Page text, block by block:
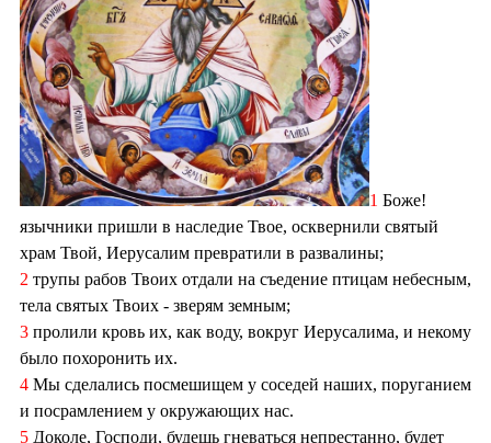
1 Боже!
язычники пришли в наследие Твое, осквернили святый
храм Твой, Иерусалим превратили в развалины;
2 трупы рабов Твоих отдали на съедение птицам небесным,
тела святых Твоих - зверям земным;
3 пролили кровь их, как воду, вокруг Иерусалима, и некому
было похоронить их.
4 Мы сделались посмешищем у соседей наших, поруганием
и посрамлением у окружающих нас.
5 Доколе, Господи, будешь гневаться непрестанно, будет